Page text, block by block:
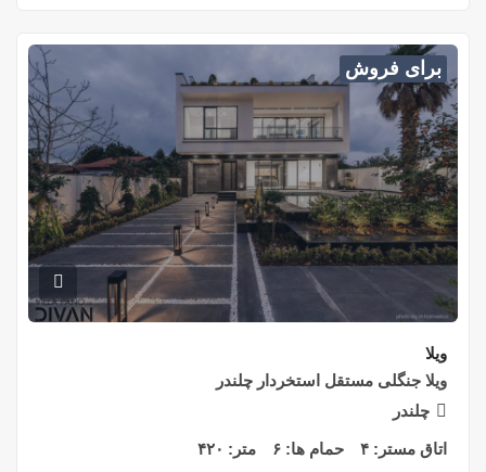
برای فروش
ویلا
ویلا جنگلی مستقل استخردار چلندر
چلندر
اتاق مستر: ۴ حمام ها: ۶ متر: ۴۲۰